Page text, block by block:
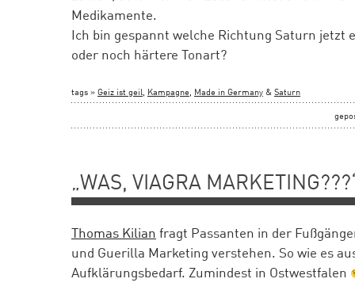
Medikamente.
Ich bin gespannt welche Richtung Saturn jetzt
oder noch härtere Tonart?
tags » Geiz ist geil Kampagne Made in Germany & Saturn
„WAS, VIAGRA
Thomas Kilian fragt Passanten in der
und Guerilla Marketing verstehen. So wie es
Aufklärungsbedarf. Zumindest in Ostwestfalen